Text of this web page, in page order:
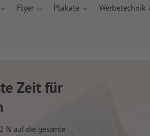
Flyer Plakate Werbetechnik
&